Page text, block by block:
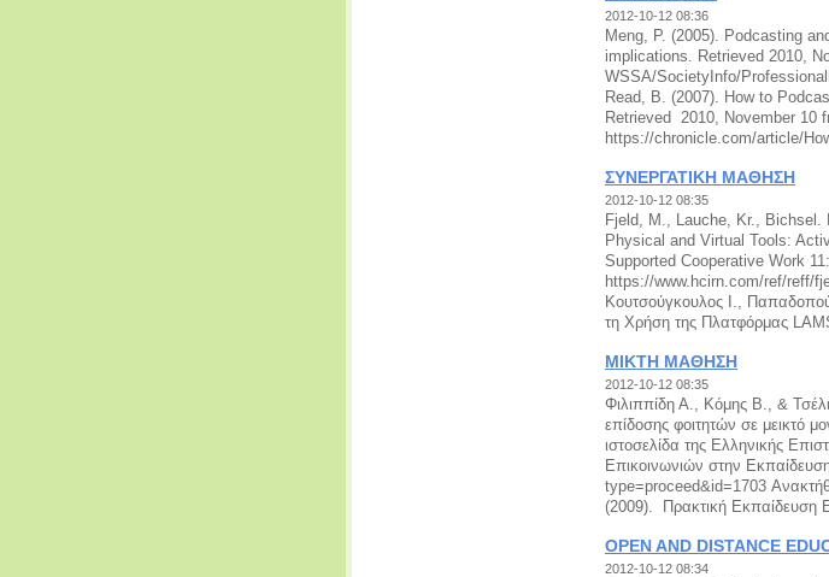
2012-10-12 08:36
Meng, P. (2005). Podcasting
implications. Retrieved 2010,
WSSA/SocietyInfo/
Read, B. (2007). How to
Retrieved 2010, November 10
https://chronicle.com/article/
ΣΥΝΕΡΓΑΤΙΚΗ ΜΑΘΗΣΗ
2012-10-12 08:35
Fjeld, M., Lauche, Kr., Bichsel.
Physical and Virtual Tools:
Supported Cooperative Work
https://www.hcirn.com/ref/reff/
Κουτσούγκουλος Ι.,
τη Χρήση της Πλατφόρμας
ΜΙΚΤΗ ΜΑΘΗΣΗ
2012-10-12 08:35
Φιλιππίδη Α., Κόμης Β., &
επίδοσης φοιτητών σε μεικτό
ιστοσελίδα της Ελληνικής
Επικοινωνιών στην
type=proceed&id=1703
(2009). Πρακτική Εκπαίδευση
OPEN AND DISTANCE
2012-10-12 08:34